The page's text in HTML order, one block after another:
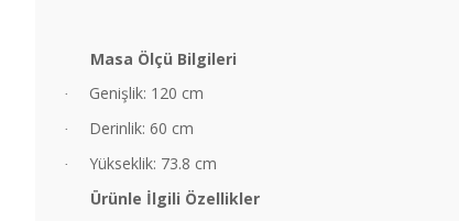
Masa Ölçü Bilgileri
· Genişlik: 120 cm
· Derinlik: 60 cm
·
Yükseklik: 73.8 cm
Ürünle İlgili Özellikler